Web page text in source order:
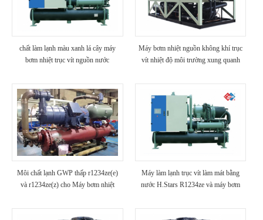
chất làm lạnh màu xanh lá cây máy
bơm nhiệt trục vít nguồn nước
Máy bơm nhiệt nguồn không khí trục
vít nhiệt độ môi trường xung quanh
Môi chất lạnh GWP thấp r1234ze(e)
và r1234ze(z) cho Máy bơm nhiệt
Máy làm lạnh trục vít làm mát bằng
nước H.Stars R1234ze và máy bơm